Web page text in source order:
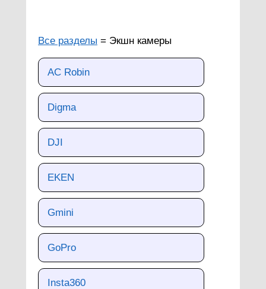
Все разделы = Экшн камеры
AC Robin
Digma
DJI
EKEN
Gmini
GoPro
Insta360